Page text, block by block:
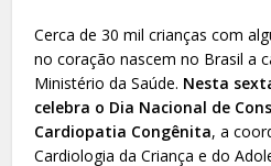
Cerca de 30 mil crianças com
no coração nascem no Brasil a
Ministério da Saúde. Nesta
celebra o Dia Nacional de
Cardiopatia Congênita, a
Cardiologia da Criança e do